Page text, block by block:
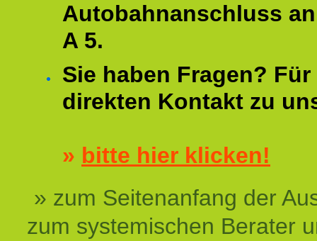
Autobahnanschluss
A 5.
Sie haben Fragen?
direkten Kontakt zu
» bitte hier klicken!
» zum Seitenanfang der
zum systemischen Berater